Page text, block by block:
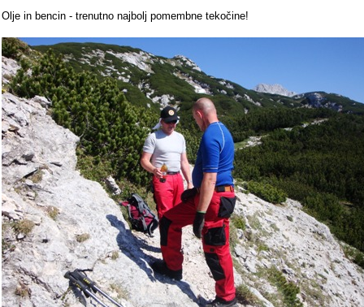
Olje in bencin - trenutno najbolj pomembne tekočine!